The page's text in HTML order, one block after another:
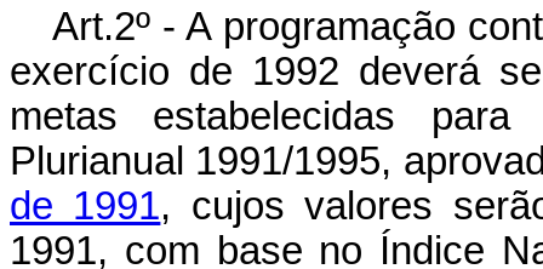
Art.2º - A programação
exercício de 1992 deverá
metas estabelecidas
Plurianual 1991/1995,
de 1991, cujos valores
1991, com base no Índice